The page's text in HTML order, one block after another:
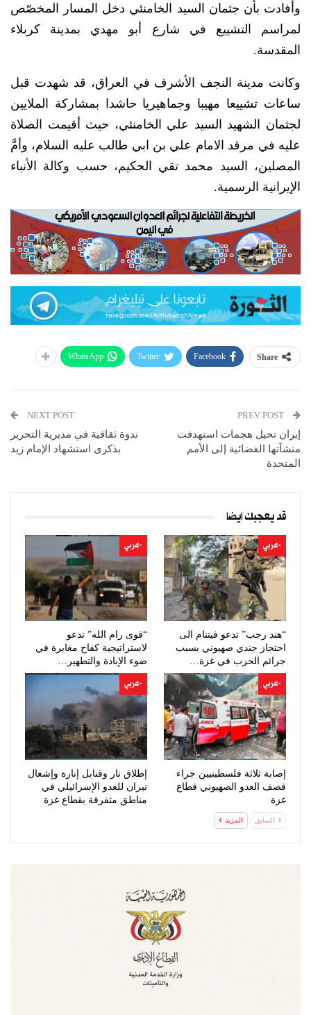
وأفادت بأن جثمان السيد الخامنئي دخل المسار المخصّص
لمراسم التشييع في شارع أبو مهدي بمدينة كربلاء
المقدسة.
وكانت مدينة النجف الأشرف في العراق، قد شهدت قبل
ساعات تشييعا مهيبا وجماهيريا حاشدا بمشاركة الملايين
لجثمان الشهيد السيد علي الخامنئي، حيث أقيمت الصلاة
عليه في مرقد الامام علي بن ابي طالب عليه السلام، وأمَّ
المصلين، السيد محمد تقي الحكيم، حسب وكالة الأنباء
الإيرانية الرسمية.
Share
Facebook
Twitter
WhatsApp
إيران تحيل هجمات استهدفت
منشآتها الفضائية إلى الأمم
المتحدة
NEXT POST
ندوة ثقافية في مديرية التحرير
بذكرى استشهاد الإمام زيد
قد يعجبك ايضا
-عربي
“هند رجب” تدعو فيتنام الى
احتجاز جندي صهيوني بسبب
جرائم الحرب في غزة…
-عربي
“قوى رام الله” تدعو
لاستراتيجية كفاح مغايرة في
ضوء الإبادة والتطهير…
-عربي
إصابة ثلاثة فلسطينيين جراء
قصف العدو الصهيوني قطاع
غزة
-عربي
إطلاق نار وقنابل إنارة وإشعال
نيران للعدو الإسرائيلي في
مناطق متفرقة بقطاع غزة
السابق المزيد